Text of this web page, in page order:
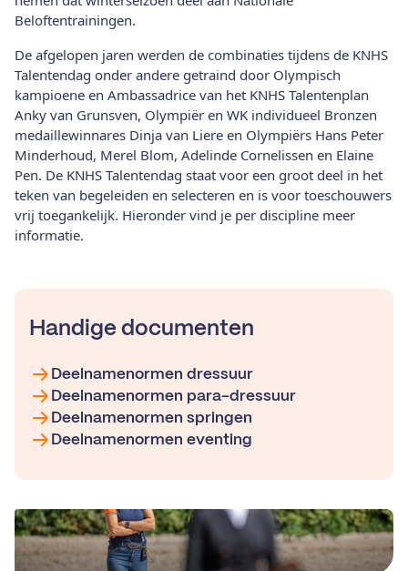
Beloftentrainingen.
De afgelopen jaren werden de combinaties tijdens de KNHS
Talentendag onder andere getraind door Olympisch
kampioene en Ambassadrice van het KNHS Talentenplan
Anky van Grunsven, Olympiër en WK individueel Bronzen
medaillewinnares Dinja van Liere en Olympiërs Hans Peter
Minderhoud, Merel Blom, Adelinde Cornelissen en Elaine
Pen. De KNHS Talentendag staat voor een groot deel in het
teken van begeleiden en selecteren en is voor toeschouwers
vrij toegankelijk. Hieronder vind je per discipline meer
informatie.
Handige documenten
Deelnamenormen dressuur
Deelnamenormen para-dressuur
Deelnamenormen springen
Deelnamenormen eventing